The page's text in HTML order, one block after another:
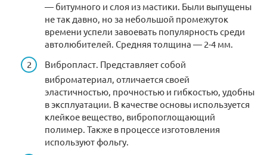
— битумного и слоя из мастики. Были выпущены
не так давно, но за небольшой промежуток
времени успели завоевать популярность среди
автолюбителей. Средняя толщина — 2-4 мм.
Вибропласт. Представляет собой
виброматериал, отличается своей
эластичностью, прочностью и гибкостью, удобны
в эксплуатации. В качестве основы используется
клейкое вещество, вибропоглощающий
полимер. Также в процессе изготовления
используют фольгу.